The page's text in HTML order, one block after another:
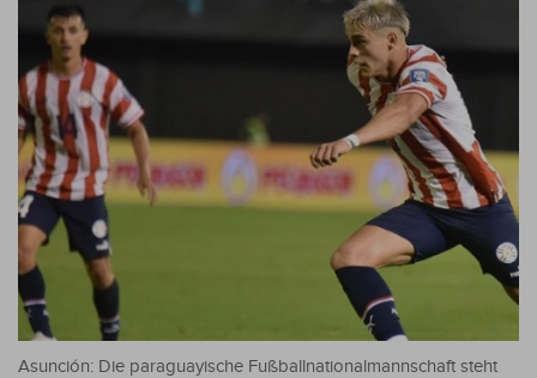
Asunción: Die paraguayische Fußballnationalmannschaft steht